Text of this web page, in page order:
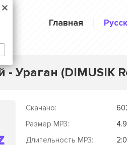
Главная
Ураган (DIMUSIK
Скачано:
Размер MP3:
Длительность MP3: